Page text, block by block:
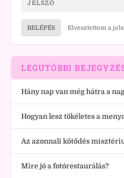
BELÉPÉS Elvesztettem a
LEGUTÓBBI
Hány nap van még hátra a
Hogyan lesz tökéletes a
Az azonnali kötődés
Mire jó a fotórestaurálás?